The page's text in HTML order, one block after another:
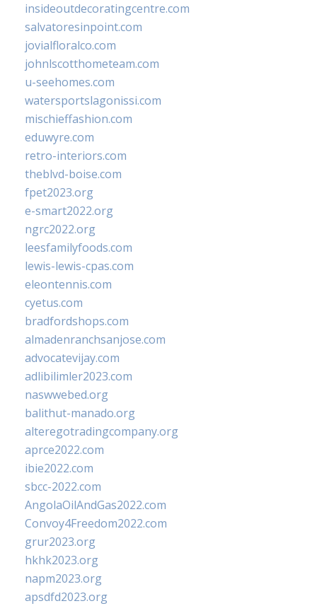
insideoutdecoratingcentre.com
salvatoresinpoint.com
jovialfloralco.com
johnlscotthometeam.com
u-seehomes.com
watersportslagonissi.com
mischieffashion.com
eduwyre.com
retro-interiors.com
theblvd-boise.com
fpet2023.org
e-smart2022.org
ngrc2022.org
leesfamilyfoods.com
lewis-lewis-cpas.com
eleontennis.com
cyetus.com
bradfordshops.com
almadenranchsanjose.com
advocatevijay.com
adlibilimler2023.com
naswwebed.org
balithut-manado.org
alteregotradingcompany.org
aprce2022.com
ibie2022.com
sbcc-2022.com
AngolaOilAndGas2022.com
Convoy4Freedom2022.com
grur2023.org
hkhk2023.org
napm2023.org
apsdfd2023.org